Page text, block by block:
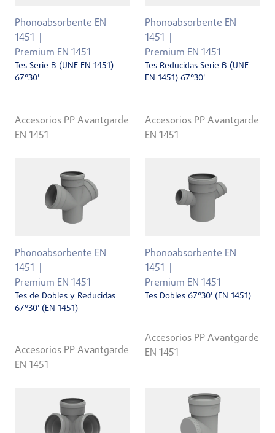
Phonoabsorbente EN
1451
Premium EN 1451
Tes Serie B (UNE EN 1451)
67°30'
Accesorios PP Avantgarde
EN 1451
Phonoabsorbente EN
1451
Premium EN 1451
Tes Reducidas Serie B (UNE
EN 1451) 67°30'
Accesorios PP Avantgarde
EN 1451
Phonoabsorbente EN
1451
Premium EN 1451
Tes de Dobles y Reducidas
67°30' (EN 1451)
Accesorios PP Avantgarde
EN 1451
Phonoabsorbente EN
1451
Premium EN 1451
Tes Dobles 67°30' (EN 1451)
Accesorios PP Avantgarde
EN 1451